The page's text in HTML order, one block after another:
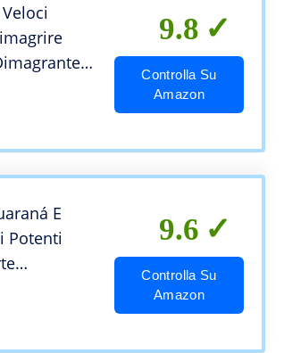
Veloci e
9.8
Controlla Su
Amazon
E
Potenti
Forte –
9.6
Controlla Su
Amazon